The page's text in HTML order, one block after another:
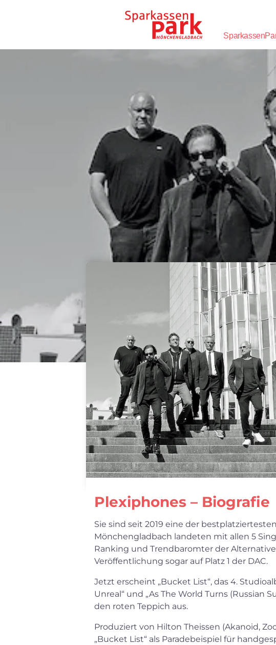
Plexiphones – Biografie
Sie sind seit 2019 eine der
Mönchengladbach landeten mit allen 5
Ranking und Trendbaromter der
Veröffentlichung sogar auf Platz 1 der DAC.
Jetzt erscheint „Bucket List“, das 4.
Unreal“ und „As The World Turns
den roten Teppich aus.
Produziert von Hilton Theissen (Akanoid,
„Bucket List“ als Paradebeispiel für